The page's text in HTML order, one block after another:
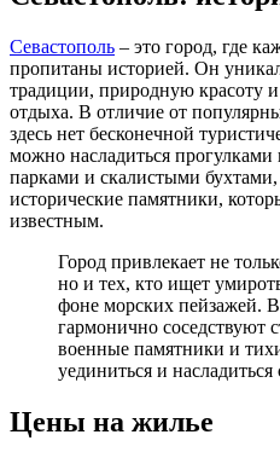
Севастополь – это город, где
пропитаны историей. Он
традиции, природную красоту
отдыха. В отличие от
здесь нет бесконечной
можно насладиться
парками и скалистыми
исторические памятники,
известным.
Город привлекает не
но и тех, кто ищет
фоне морских пейзажей.
гармонично соседствуют
военные памятники и
уединиться и
Цены на жилье